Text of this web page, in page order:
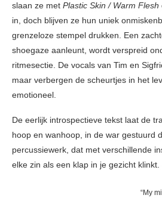
slaan ze met Plastic Skin / Warm Flesh
in, doch blijven ze hun uniek
grenzeloze stempel drukken. Een
shoegaze aanleunt, wordt verspreid
ritmesectie. De vocals van Tim en
maar verbergen de scheurtjes in het
emotioneel.
De eerlijk introspectieve tekst laat de
hoop en wanhoop, in de war gestuurd
percussiewerk, dat met verschillende
elke zin als een klap in je gezicht klinkt.
“My